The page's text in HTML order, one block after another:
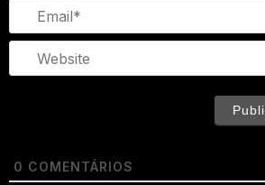
0 COMENTÁRIOS